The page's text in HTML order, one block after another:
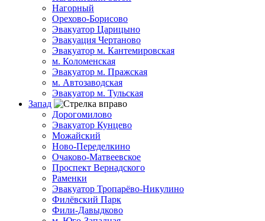
Нагорный
Орехово-Борисово
Эвакуатор Царицыно
Эвакуация Чертаново
Эвакуатор м. Кантемировская
м. Коломенская
Эвакуатор м. Пражская
м. Автозаводская
Эвакуатор м. Тульская
Запад
Дорогомилово
Эвакуатор Кунцево
Можайский
Ново-Переделкино
Очаково-Матвеевское
Проспект Вернадского
Раменки
Эвакуатор Тропарёво-Никулино
Филёвский Парк
Фили-Давыдково